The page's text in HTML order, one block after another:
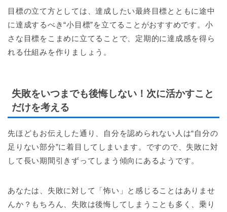
目標の立て方としては、達成したい最終目標とともに途中
に達成するべき“小目標”を立てることがおすすめです。小
さな目標をこまめに立てることで、定期的に達成感を得ら
れる仕組みを作りましょう。
失敗をいつまでも後悔しない！次に活かすこと
だけを考える
先ほどもお伝えした通り、自分を認められない人は“自分の
足りない部分”に着目してしまいます。ですので、失敗に対
して長い期間引きずってしまう傾向にあるようです。
あなたは、失敗に対して「怖い」と感じることはありませ
んか？もちろん、失敗は後悔してしまうことも多く、乗り